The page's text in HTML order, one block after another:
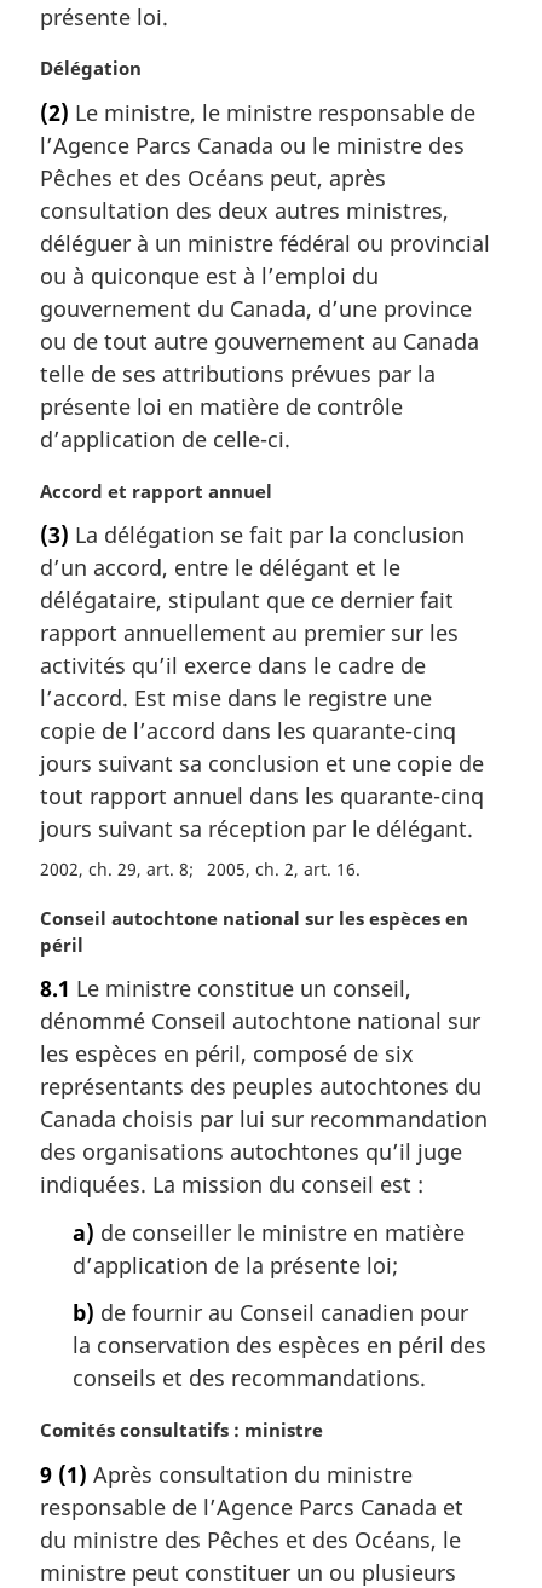
g
n
a
l
e
:
présente loi.
N
t
e
m
a
g
i
n
a
e
:
Délégation
(2) Le ministre, le ministre responsable de
l’Agence Parcs Canada ou le ministre des
Pêches et des Océans peut, après
consultation des deux autres ministres,
déléguer à un ministre fédéral ou provincial
ou à quiconque est à l’emploi du
gouvernement du Canada, d’une province
ou de tout autre gouvernement au Canada
telle de ses attributions prévues par la
présente loi en matière de contrôle
d’application de celle-ci.
N
t
e
m
a
g
i
n
a
l
e
:
Accord et rapport annuel
(3) La délégation se fait par la conclusion
d’un accord, entre le délégant et le
délégataire, stipulant que ce dernier fait
rapport annuellement au premier sur les
activités qu’il exerce dans le cadre de
l’accord. Est mise dans le registre une
copie de l’accord dans les quarante-cinq
jours suivant sa conclusion et une copie de
tout rapport annuel dans les quarante-cinq
jours suivant sa réception par le délégant.
2002, ch. 29, art. 8 2005, ch. 2, art. 16
N
o
e
m
a
r
i
n
a
Conseil autochtone national sur les espèces en
péril
8.1 Le ministre constitue un conseil,
dénommé Conseil autochtone national sur
les espèces en péril, composé de six
représentants des peuples autochtones du
Canada choisis par lui sur recommandation
des organisations autochtones qu’il juge
indiquées. La mission du conseil est :
a) de conseiller le ministre en matière
d’application de la présente loi;
b) de fournir au Conseil canadien pour
la conservation des espèces en péril des
conseils et des recommandations.
N
t
e
m
a
Comités consultatifs : ministre
9 (1) Après consultation du ministre
responsable de l’Agence Parcs Canada et
du ministre des Pêches et des Océans, le
ministre peut constituer un ou plusieurs